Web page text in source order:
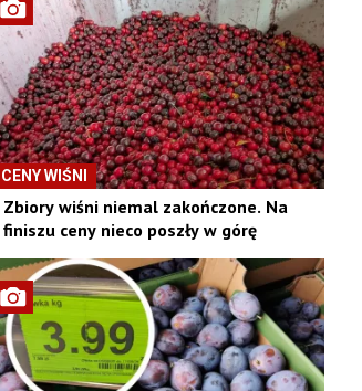
CENY WIŚNI
Zbiory wiśni niemal zakończone. Na
finiszu ceny nieco poszły w górę